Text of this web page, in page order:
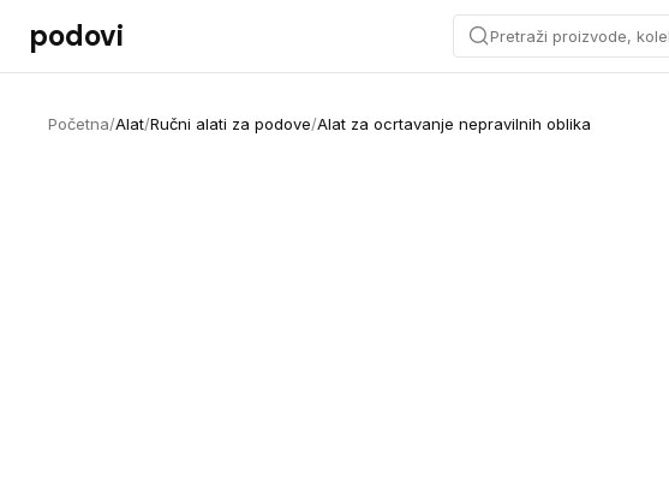
Preskoči na sadržaj
podovi Pretraži proizvode,
Početna/Alat/Ručni alati za podove/Alat za ocrtavanje nepravilnih oblika